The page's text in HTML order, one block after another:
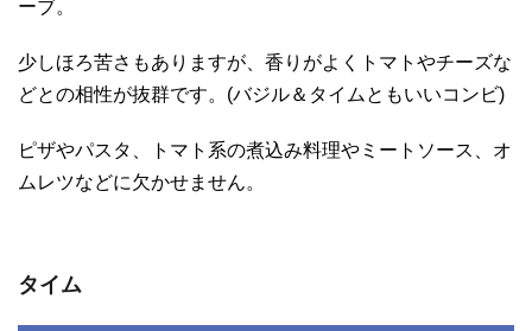
ーブ。
少しほろ苦さもありますが、香りがよくトマトやチーズな
どとの相性が抜群です。(バジル＆タイムともいいコンビ)
ピザやパスタ、トマト系の煮込み料理やミートソース、オ
ムレツなどに欠かせません。
タイム